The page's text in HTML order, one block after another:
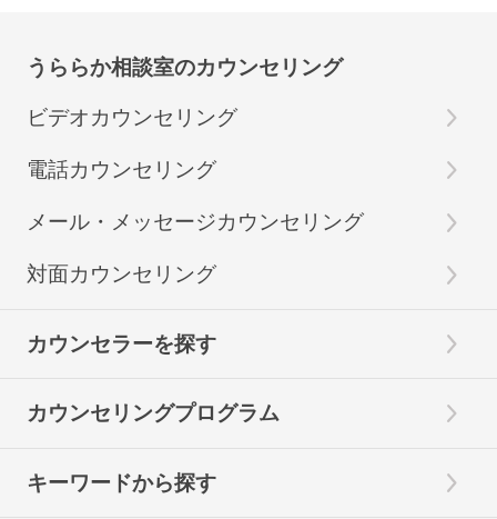
うららか相談室のカウンセリング
ビデオカウンセリング
電話カウンセリング
メール・メッセージカウンセリング
対面カウンセリング
カウンセラーを探す
カウンセリングプログラム
キーワードから探す